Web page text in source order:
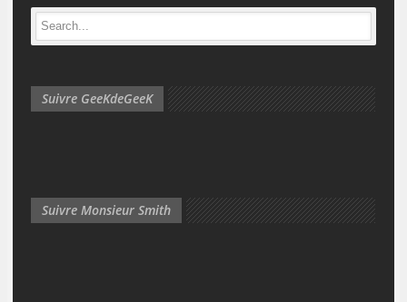
Suivre GeeKdeGeeK
Suivre Monsieur Smith